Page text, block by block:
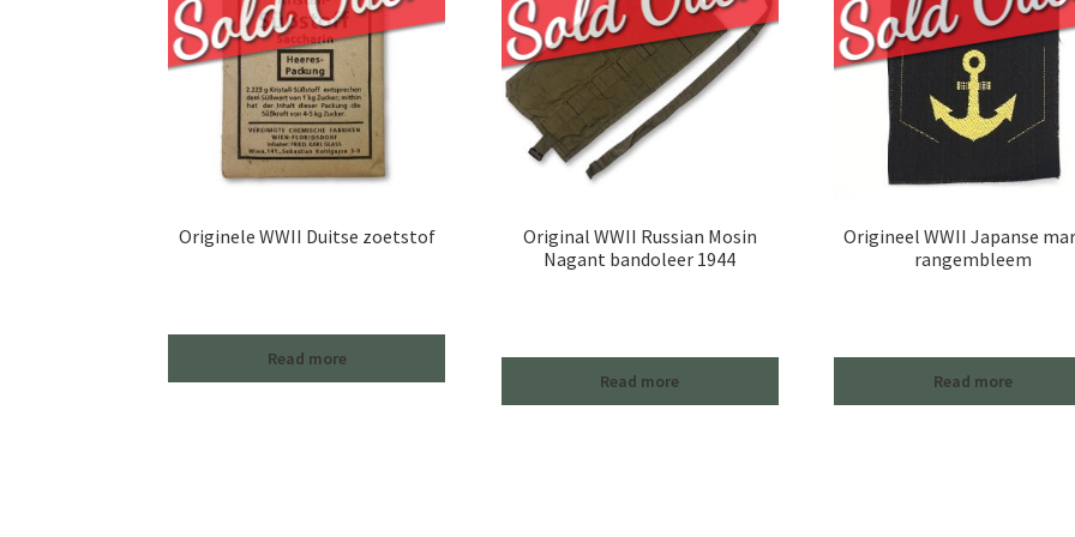
Originele WWII Duitse zoetstof
Read more
Original WWII Russian Mosin
Nagant bandoleer 1944
Read more
Origineel WWII Japanse
rangembleem
Read more